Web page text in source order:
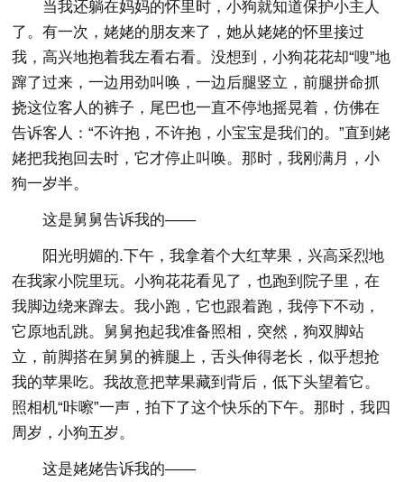
当我还躺在妈妈的怀里时，小狗就知道保护小主人
了。有一次，姥姥的朋友来了，她从姥姥的怀里接过
我，高兴地抱着我左看右看。没想到，小狗花花却“嗖”地
蹿了过来，一边用劲叫唤，一边后腿竖立，前腿拼命抓
挠这位客人的裤子，尾巴也一直不停地摇晃着，仿佛在
告诉客人：“不许抱，不许抱，小宝宝是我们的。”直到姥
姥把我抱回去时，它才停止叫唤。那时，我刚满月，小
狗一岁半。
这是舅舅告诉我的——
阳光明媚的.下午，我拿着个大红苹果，兴高采烈地
在我家小院里玩。小狗花花看见了，也跑到院子里，在
我脚边绕来蹿去。我小跑，它也跟着跑，我停下不动，
它原地乱跳。舅舅抱起我准备照相，突然，狗双脚站
立，前脚搭在舅舅的裤腿上，舌头伸得老长，似乎想抢
我的苹果吃。我故意把苹果藏到背后，低下头望着它。
照相机“咔嚓”一声，拍下了这个快乐的下午。那时，我四
周岁，小狗五岁。
这是姥姥告诉我的——